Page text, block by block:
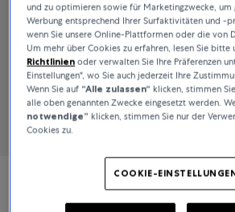
und zu optimieren sowie für Marketingzwecke,
Werbung entsprechend Ihrer Surfaktivitäten und -
wenn Sie unsere Online-Plattformen oder die von
Um mehr über Cookies zu erfahren, lesen Sie bitte
Richtlinien oder verwalten Sie Ihre Präferenzen
Einstellungen", wo Sie auch jederzeit Ihre
Wenn Sie auf “Alle zulassen“ klicken, stimmen
alle oben genannten Zwecke eingesetzt werden.
notwendige” klicken, stimmen Sie nur der
Cookies zu.
COOKIE-